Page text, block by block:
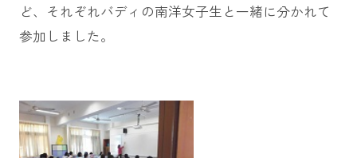
ど、それぞれバディの南洋女子生と一緒に分かれて
参加しました。